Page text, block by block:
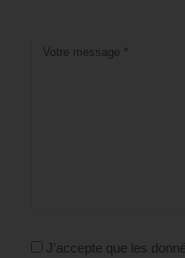
J'accepte que les